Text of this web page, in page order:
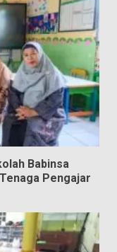
Babinsa
Pengajar